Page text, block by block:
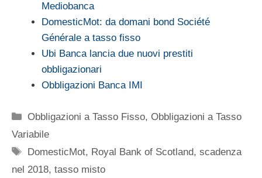
Mediobanca
DomesticMot: da domani bond Société
Générale a tasso fisso
Ubi Banca lancia due nuovi prestiti
obbligazionari
Obbligazioni Banca IMI
Categorie
Obbligazioni a Tasso Fisso,Obbligazioni a Tasso
Variabile
Tag
DomesticMot, Royal Bank of Scotland,scadenza
nel 2018, tasso misto